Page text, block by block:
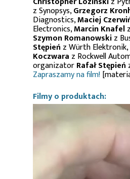
z Synopsys,Grzegorz
Diagnostics,Maciej
Electronics,Marcin Knafel
Szymon Romanowskiz
Stępień z Würth Elektronik,
Koczwara z Rockwell
organizatorRafał Stępień
Zapraszamy na film!
Filmy o produktach: